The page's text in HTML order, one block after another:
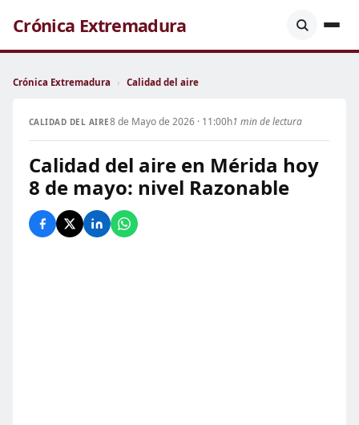
Crónica Extremadura
Crónica Extremadura › Calidad del aire
CALIDAD DEL AIRE8 de Mayo de 2026 · 11:00h1 min de lectura
Calidad del aire en Mérida hoy
8 de mayo: nivel Razonable